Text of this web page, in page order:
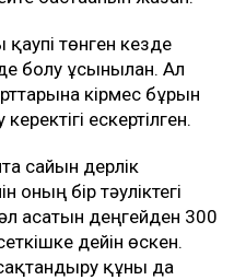
төнген кезде
болу ұсынылған. Ал
кірмес бұрын
ескертілген.
сайын дерлік
оның бір тәуліктегі
асатын деңгейден 300
дейін өскен.
құны да